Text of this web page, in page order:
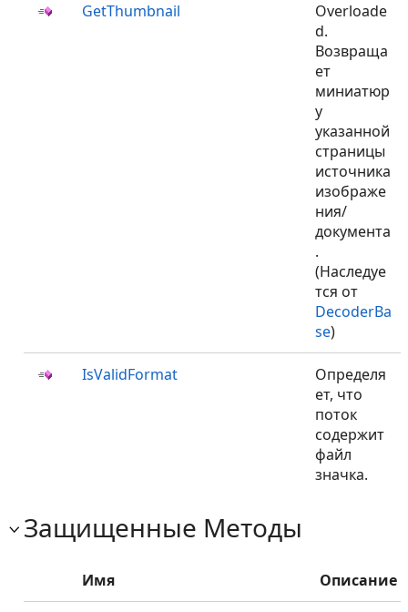
GetThumbnail
Overloade
d.
Возвраща
ет
миниатюр
у
указанной
страницы
источника
изображе
ния/
документа
.
(Наследуе
тся от
DecoderBa
se)
IsValidFormat
Определя
ет, что
поток
содержит
файл
значка.
Защищенные Методы
Имя Описание